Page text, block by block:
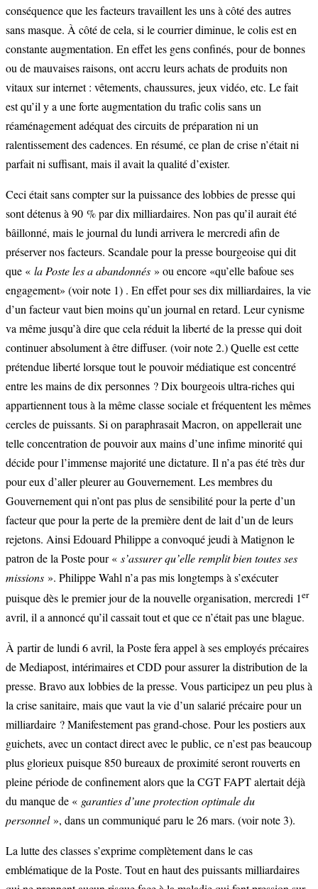
conséquence que les facteurs travaillent les uns à côté des autres
sans masque. À côté de cela, si le courrier diminue, le colis est en
constante augmentation. En effet les gens confinés, pour de bonnes
ou de mauvaises raisons, ont accru leurs achats de produits non
vitaux sur internet : vêtements, chaussures, jeux vidéo, etc. Le fait
est qu’il y a une forte augmentation du trafic colis sans un
réaménagement adéquat des circuits de préparation ni un
ralentissement des cadences. En résumé, ce plan de crise n’était ni
parfait ni suffisant, mais il avait la qualité d’exister.
Ceci était sans compter sur la puissance des lobbies de presse qui
sont détenus à 90 % par dix milliardaires. Non pas qu’il aurait été
bâillonné, mais le journal du lundi arrivera le mercredi afin de
préserver nos facteurs. Scandale pour la presse bourgeoise qui dit
que « la Poste les a abandonnés » ou encore «qu’elle bafoue ses
engagement» (voir note 1) . En effet pour ses dix milliardaires, la vie
d’un facteur vaut bien moins qu’un journal en retard. Leur cynisme
va même jusqu’à dire que cela réduit la liberté de la presse qui doit
continuer absolument à être diffuser. (voir note 2.) Quelle est cette
prétendue liberté lorsque tout le pouvoir médiatique est concentré
entre les mains de dix personnes ? Dix bourgeois ultra-riches qui
appartiennent tous à la même classe sociale et fréquentent les mêmes
cercles de puissants. Si on paraphrasait Macron, on appellerait une
telle concentration de pouvoir aux mains d’une infime minorité qui
décide pour l’immense majorité une dictature. Il n’a pas été très dur
pour eux d’aller pleurer au Gouvernement. Les membres du
Gouvernement qui n’ont pas plus de sensibilité pour la perte d’un
facteur que pour la perte de la première dent de lait d’un de leurs
rejetons. Ainsi Edouard Philippe a convoqué jeudi à Matignon le
patron de la Poste pour « s’assurer qu’elle remplit bien toutes ses
missions ». Philippe Wahl n’a pas mis longtemps à s’exécuter
puisque dès le premier jour de la nouvelle organisation, mercredi 1er
avril, il a annoncé qu’il cassait tout et que ce n’était pas une blague.
À partir de lundi 6 avril, la Poste fera appel à ses employés précaires
de Mediapost, intérimaires et CDD pour assurer la distribution de la
presse. Bravo aux lobbies de la presse. Vous participez un peu plus à
la crise sanitaire, mais que vaut la vie d’un salarié précaire pour un
milliardaire ? Manifestement pas grand-chose. Pour les postiers aux
guichets, avec un contact direct avec le public, ce n’est pas beaucoup
plus glorieux puisque 850 bureaux de proximité seront rouverts en
pleine période de confinement alors que la CGT FAPT alertait déjà
du manque de « garanties d’une protection optimale du
personnel», dans un communiqué paru le 26 mars. (voir note 3).
La lutte des classes s’exprime complètement dans le cas
emblématique de la Poste. Tout en haut des puissants milliardaires